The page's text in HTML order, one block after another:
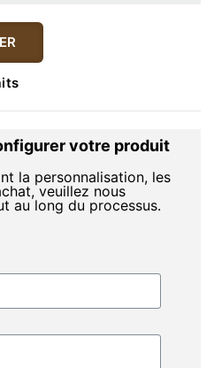
votre produit
la personnalisation, les
veuillez nous
au long du processus.